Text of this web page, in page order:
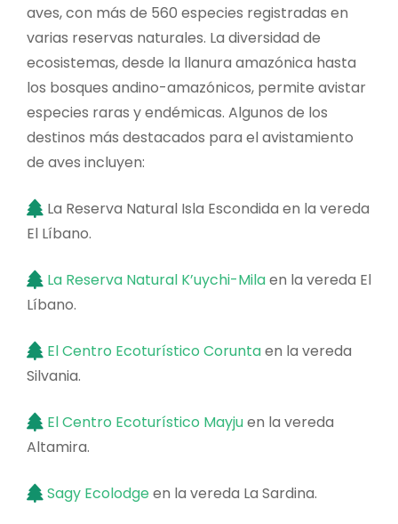
aves, con más de 560 especies registradas en
varias reservas naturales. La diversidad de
ecosistemas, desde la llanura amazónica hasta
los bosques andino-amazónicos, permite avistar
especies raras y endémicas. Algunos de los
destinos más destacados para el avistamiento
de aves incluyen:
La Reserva Natural Isla Escondida en la vereda
El Líbano.
La Reserva Natural K’uychi-Milaen la vereda El
Líbano.
El Centro Ecoturístico Coruntaen la vereda
Silvania.
El Centro Ecoturístico Mayjuen la vereda
Altamira.
Sagy Ecolodgeen la vereda La Sardina.